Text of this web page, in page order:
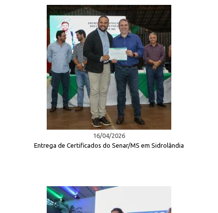
16/04/2026
Entrega de Certificados do Senar/MS em Sidrolândia